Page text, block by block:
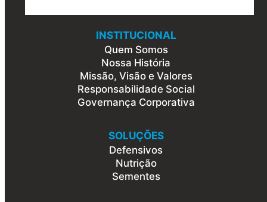
INSTITUCIONAL
Quem Somos
Nossa História
Missão, Visão e Valores
Responsabilidade Social
Governança Corporativa
SOLUÇÕES
Defensivos
Nutrição
Sementes